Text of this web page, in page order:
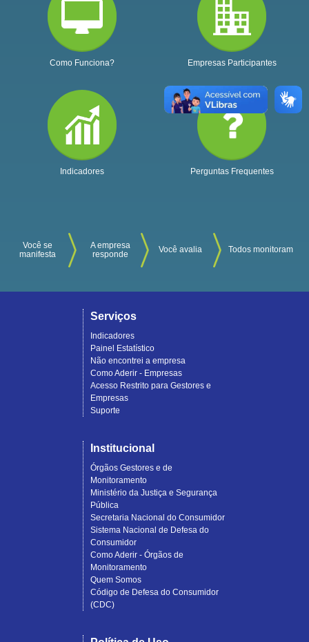
Como Funciona? Empresas Participantes
Indicadores Perguntas Frequentes
Você se
manifesta
A empresa
responde
Você avalia Todos monitoram
Serviços
Indicadores
Painel Estatístico
Não encontrei a empresa
Como Aderir - Empresas
Acesso Restrito para Gestores e
Empresas
Suporte
Institucional
Órgãos Gestores e de
Monitoramento
Ministério da Justiça e Segurança
Pública
Secretaria Nacional do Consumidor
Sistema Nacional de Defesa do
Consumidor
Como Aderir - Órgãos de
Monitoramento
Quem Somos
Código de Defesa do Consumidor
(CDC)